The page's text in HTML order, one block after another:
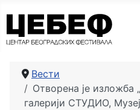
Вести
Отворена је изложба
галерији СТУДИО,